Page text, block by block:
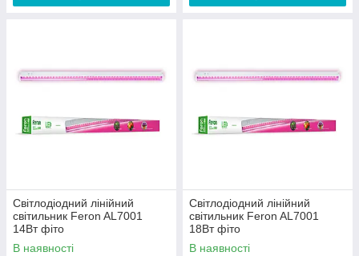
Світлодіодний лінійний
світильник Feron AL7001
14Вт фіто
В наявності
Світлодіодний лінійний
світильник Feron AL7001
18Вт фіто
В наявності